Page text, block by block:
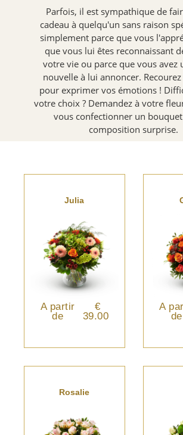
Parfois, il est sympathique de
cadeau à quelqu'un sans raison
simplement parce que vous
que vous lui êtes reconnaissant
votre vie ou parce que vous avez
nouvelle à lui annoncer.
pour exprimer vos émotions !
votre choix ? Demandez à votre
vous confectionner un
composition surprise.
Julia
A partir
de
€
39.00
A
de
Rosalie